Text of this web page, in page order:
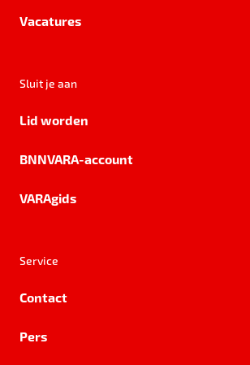
Vacatures
Sluit je aan
Lid worden
BNNVARA-account
VARAgids
Service
Contact
Pers